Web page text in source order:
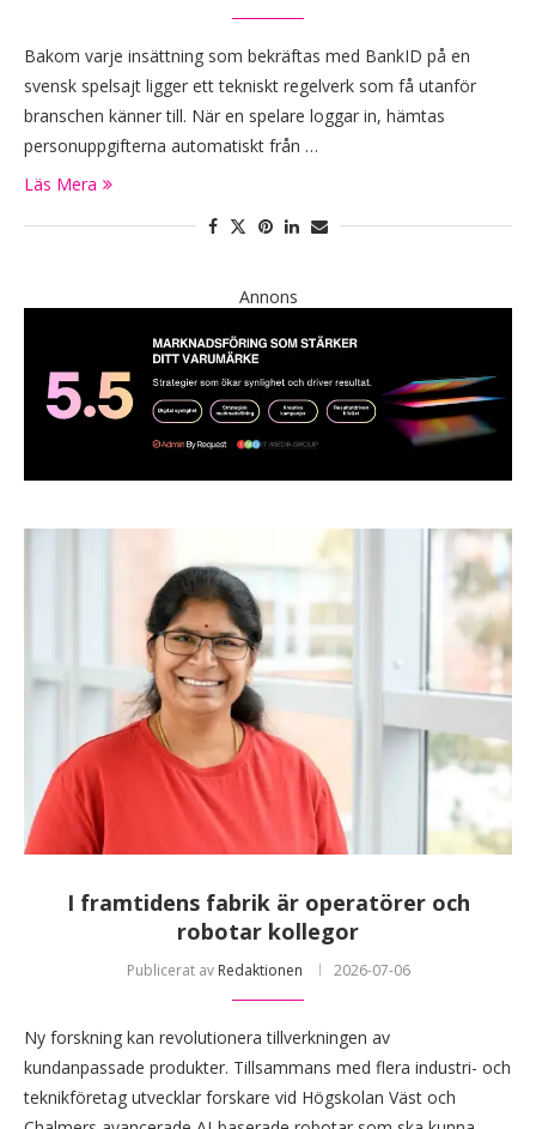
Bakom varje insättning som bekräftas med BankID på en
svensk spelsajt ligger ett tekniskt regelverk som få utanför
branschen känner till. När en spelare loggar in, hämtas
personuppgifterna automatiskt från …
Läs Mera
Annons
I framtidens fabrik är operatörer och
robotar kollegor
Publicerat av Redaktionen 2026-07-06
Ny forskning kan revolutionera tillverkningen av
kundanpassade produkter. Tillsammans med flera industri- och
teknikföretag utvecklar forskare vid Högskolan Väst och